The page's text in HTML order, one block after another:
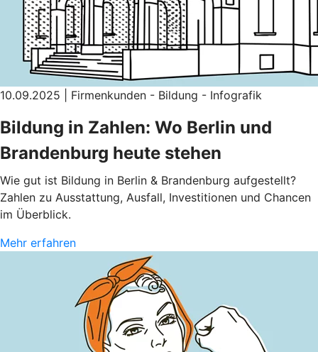
10.09.2025 | Firmenkunden - Bildung - Infografik
Bildung in Zahlen: Wo Berlin und
Brandenburg heute stehen
Wie gut ist Bildung in Berlin & Brandenburg aufgestellt?
Zahlen zu Ausstattung, Ausfall, Investitionen und Chancen
im Überblick.
Mehr erfahren